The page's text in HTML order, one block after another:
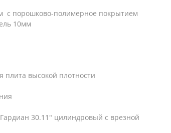
с порошково-полимерное покрытием
10мм
плита высокой плотности
30.11" цилиндровый с врезной